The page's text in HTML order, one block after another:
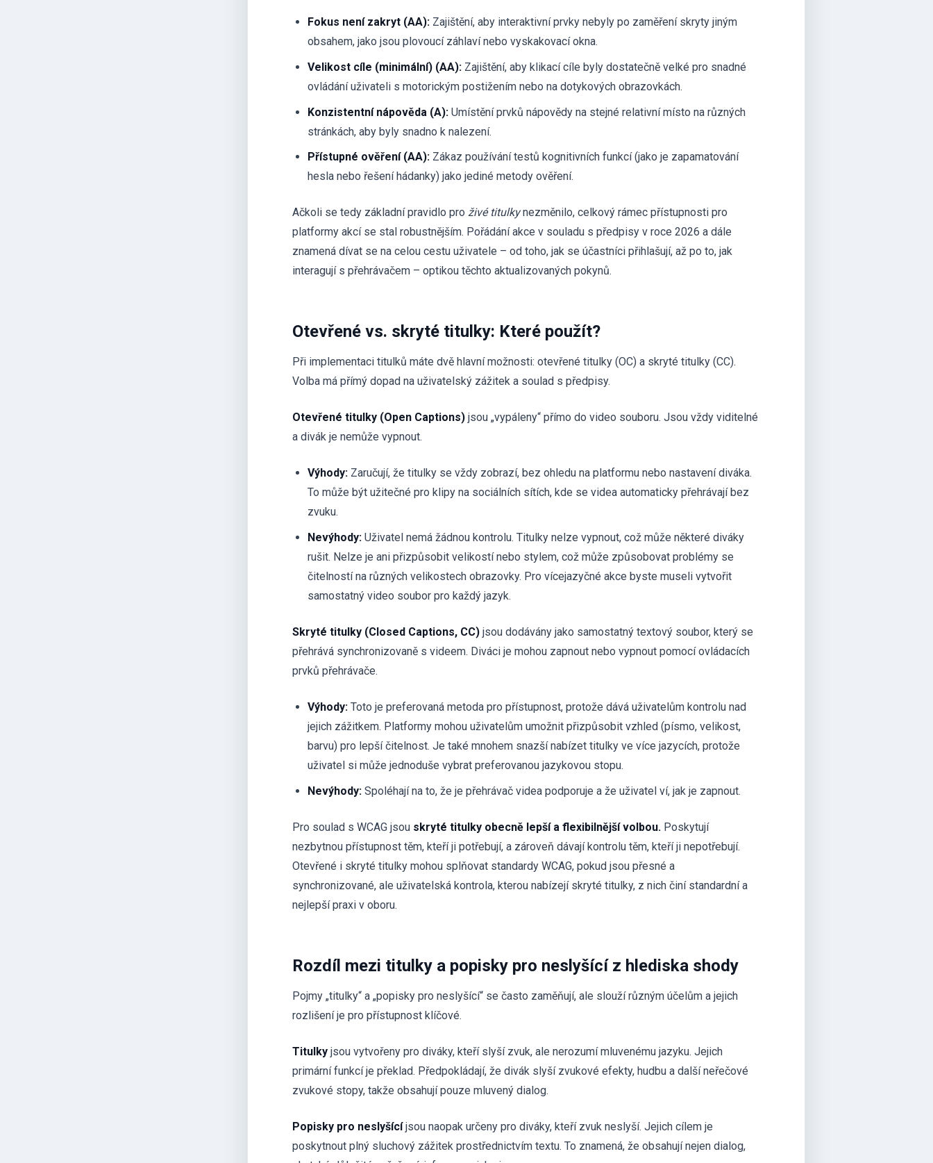
Fokus není zakryt (AA): Zajištění, aby interaktivní prvky nebyly po zaměření skryty jiným
obsahem, jako jsou plovoucí záhlaví nebo vyskakovací okna.
Velikost cíle (minimální) (AA): Zajištění, aby klikací cíle byly dostatečně velké pro snadné
ovládání uživateli s motorickým postižením nebo na dotykových obrazovkách.
Konzistentní nápověda (A): Umístění prvků nápovědy na stejné relativní místo na různých
stránkách, aby byly snadno k nalezení.
Přístupné ověření (AA): Zákaz používání testů kognitivních funkcí (jako je zapamatování
hesla nebo řešení hádanky) jako jediné metody ověření.
Ačkoli se tedy základní pravidlo pro živé titulkynezměnilo, celkový rámec přístupnosti pro
platformy akcí se stal robustnějším. Pořádání akce v souladu s předpisy v roce 2026 a dále
znamená dívat se na celou cestu uživatele – od toho, jak se účastníci přihlašují, až po to, jak
interagují s přehrávačem – optikou těchto aktualizovaných pokynů.
Otevřené vs. skryté titulky: Které použít?
Při implementaci titulků máte dvě hlavní možnosti: otevřené titulky (OC) a skryté titulky (CC).
Volba má přímý dopad na uživatelský zážitek a soulad s předpisy.
Otevřené titulky (Open Captions) jsou „vypáleny“ přímo do video souboru. Jsou vždy viditelné
a divák je nemůže vypnout.
Výhody: Zaručují, že titulky se vždy zobrazí, bez ohledu na platformu nebo nastavení diváka.
To může být užitečné pro klipy na sociálních sítích, kde se videa automaticky přehrávají bez
zvuku.
Nevýhody: Uživatel nemá žádnou kontrolu. Titulky nelze vypnout, což může některé diváky
rušit. Nelze je ani přizpůsobit velikostí nebo stylem, což může způsobovat problémy se
čitelností na různých velikostech obrazovky. Pro vícejazyčné akce byste museli vytvořit
samostatný video soubor pro každý jazyk.
Skryté titulky (Closed Captions, CC) jsou dodávány jako samostatný textový soubor, který se
přehrává synchronizovaně s videem. Diváci je mohou zapnout nebo vypnout pomocí ovládacích
prvků přehrávače.
Výhody: Toto je preferovaná metoda pro přístupnost, protože dává uživatelům kontrolu nad
jejich zážitkem. Platformy mohou uživatelům umožnit přizpůsobit vzhled (písmo, velikost,
barvu) pro lepší čitelnost. Je také mnohem snazší nabízet titulky ve více jazycích, protože
uživatel si může jednoduše vybrat preferovanou jazykovou stopu.
Nevýhody: Spoléhají na to, že je přehrávač videa podporuje a že uživatel ví, jak je zapnout.
Pro soulad s WCAG jsou skryté titulky obecně lepší a flexibilnější volbou. Poskytují
nezbytnou přístupnost těm, kteří ji potřebují, a zároveň dávají kontrolu těm, kteří ji nepotřebují.
Otevřené i skryté titulky mohou splňovat standardy WCAG, pokud jsou přesné a
synchronizované, ale uživatelská kontrola, kterou nabízejí skryté titulky, z nich činí standardní a
nejlepší praxi v oboru.
Rozdíl mezi titulky a popisky pro neslyšící z hlediska shody
Pojmy „titulky“ a „popisky pro neslyšící“ se často zaměňují, ale slouží různým účelům a jejich
rozlišení je pro přístupnost klíčové.
Titulky jsou vytvořeny pro diváky, kteří slyší zvuk, ale nerozumí mluvenému jazyku. Jejich
primární funkcí je překlad. Předpokládají, že divák slyší zvukové efekty, hudbu a další neřečové
zvukové stopy, takže obsahují pouze mluvený dialog.
Popisky pro neslyšícíjsou naopak určeny pro diváky, kteří zvuk neslyší. Jejich cílem je
poskytnout plný sluchový zážitek prostřednictvím textu. To znamená, že obsahují nejen dialog,